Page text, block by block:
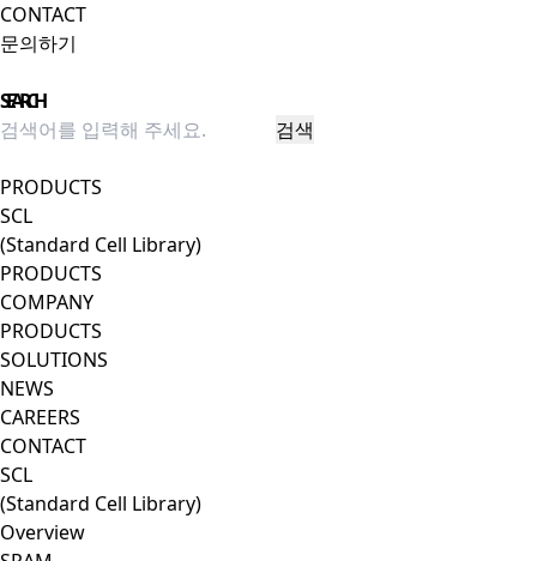
CONTACT
문의하기
Close Menu
SEARCH
검색
팝업 닫기
PRODUCTS
SCL
(Standard Cell Library)
PRODUCTS
COMPANY
PRODUCTS
SOLUTIONS
NEWS
CAREERS
CONTACT
SCL
(Standard Cell Library)
Overview